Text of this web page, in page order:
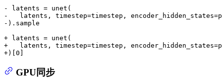
- latents = unet(
-   latents, timestep=timestep,
-).sample
+ latents = unet(
+   latents, timestep=timestep,
+)[0]
GPU同步